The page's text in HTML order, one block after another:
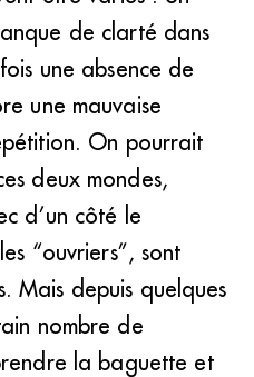
de clarté dans
une absence de
une mauvaise
On pourrait
deux mondes,
d’un côté le
“ouvriers”, sont
Mais depuis quelques
nombre de
la baguette et